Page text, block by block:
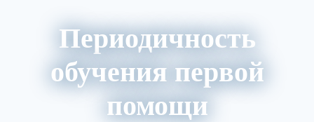
Периодичность
обучения первой
помощи